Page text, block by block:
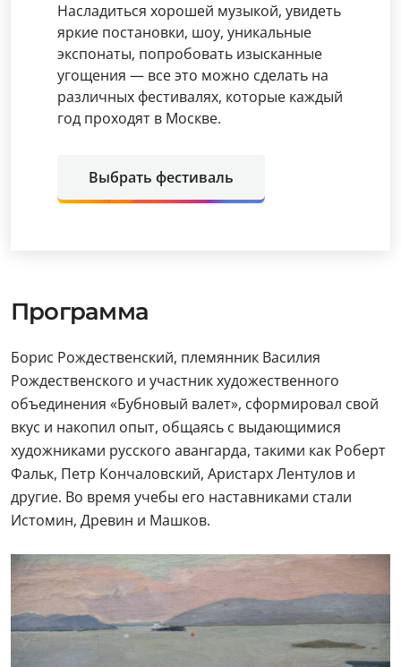
Насладиться хорошей музыкой, увидеть
яркие постановки, шоу, уникальные
экспонаты, попробовать изысканные
угощения — все это можно сделать на
различных фестивалях, которые каждый
год проходят в Москве.
Выбрать фестиваль
Программа
Борис Рождественский, племянник Василия
Рождественского и участник художественного
объединения «Бубновый валет», сформировал свой
вкус и накопил опыт, общаясь с выдающимися
художниками русского авангарда, такими как Роберт
Фальк, Петр Кончаловский, Аристарх Лентулов и
другие. Во время учебы его наставниками стали
Истомин, Древин и Машков.